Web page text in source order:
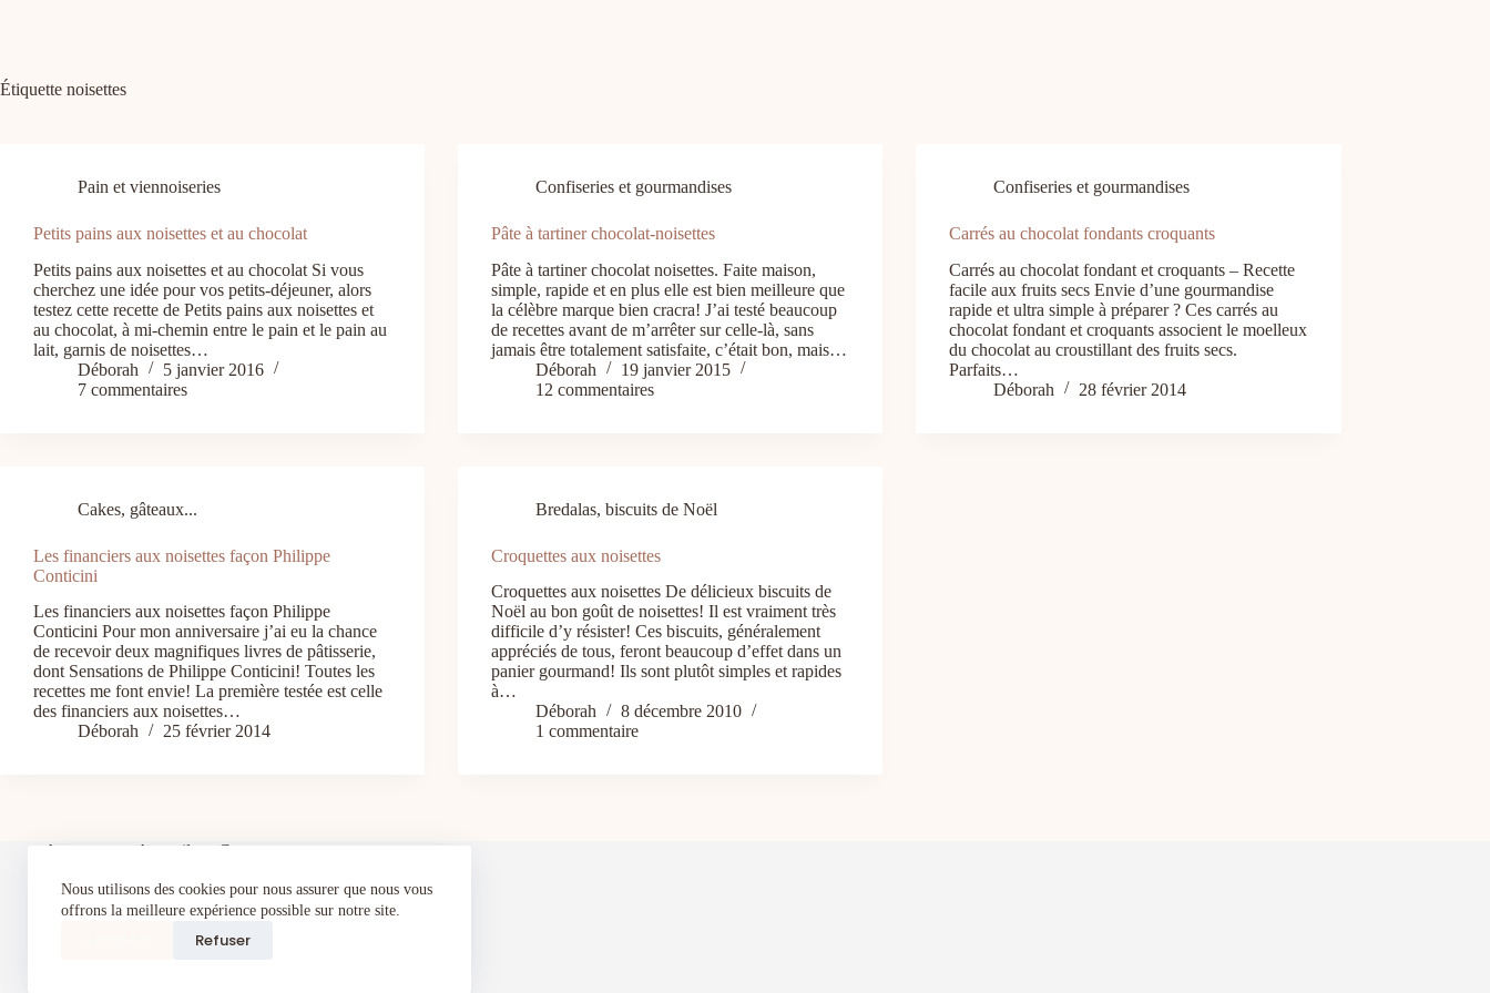
Nous utilisons des cookies pour nous assurer que nous vous
offrons la meilleure expérience possible sur notre site.
Refuser
Étiquette noisettes
Pain et viennoiseries
Petits pains aux noisettes et au chocolat
Petits pains aux noisettes et au chocolat Si vous
cherchez une idée pour vos petits-déjeuner, alors
testez cette recette de Petits pains aux noisettes et
au chocolat, à mi-chemin entre le pain et le pain au
lait, garnis de noisettes…
Déborah
5 janvier 2016
7 commentaires
Confiseries et gourmandises
Pâte à tartiner chocolat-noisettes
Pâte à tartiner chocolat noisettes. Faite maison,
simple, rapide et en plus elle est bien meilleure que
la célèbre marque bien cracra! J’ai testé beaucoup
de recettes avant de m’arrêter sur celle-là, sans
jamais être totalement satisfaite, c’était bon, mais…
Déborah
19 janvier 2015
12 commentaires
Confiseries et gourmandises
Carrés au chocolat fondants croquants
Carrés au chocolat fondant et croquants – Recette
facile aux fruits secs Envie d’une gourmandise
rapide et ultra simple à préparer ? Ces carrés au
chocolat fondant et croquants associent le moelleux
du chocolat au croustillant des fruits secs.
Parfaits…
Déborah
28 février 2014
Cakes, gâteaux...
Les financiers aux noisettes façon Philippe
Conticini
Les financiers aux noisettes façon Philippe
Conticini Pour mon anniversaire j’ai eu la chance
de recevoir deux magnifiques livres de pâtisserie,
dont Sensations de Philippe Conticini! Toutes les
recettes me font envie! La première testée est celle
des financiers aux noisettes…
Déborah
25 février 2014
Bredalas, biscuits de Noël
Croquettes aux noisettes
Croquettes aux noisettes De délicieux biscuits de
Noël au bon goût de noisettes! Il est vraiment très
difficile d’y résister! Ces biscuits, généralement
appréciés de tous, feront beaucoup d’effet dans un
panier gourmand! Ils sont plutôt simples et rapides
à…
Déborah
8 décembre 2010
1 commentaire
A propos Accueil
Contact
Apprenez à pâtisser comme un pro dans votre
cuisine
Recevez gratuitement mon eBook de pâtisserie : 5